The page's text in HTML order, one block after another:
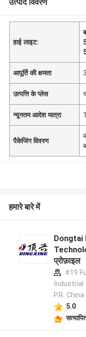
हाई लाइट:
आपूर्ति की क्षमता
उत्पत्ति के प्लेस
न्यूनतम आदेश मात्रा 1
पैकेजिंग विवरण
हमारे बारे में
Dongtai
प्रोफ़ाइल
#19
Industrial
P.R. China
5.0